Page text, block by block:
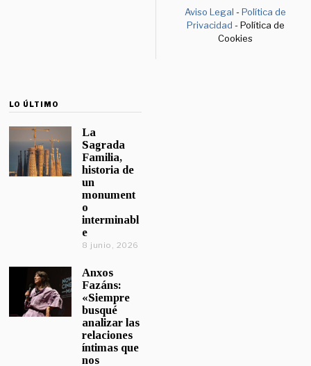
Aviso Legal -Política de
Privacidad - Política de
Cookies
LO ÚLTIMO
La
Sagrada
Familia,
historia de
un
monument
o
interminabl
e
8 junio, 2026
Anxos
Fazáns:
«Siempre
busqué
analizar las
relaciones
íntimas que
nos